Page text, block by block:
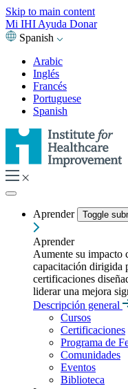
Skip to main content
Mi IHI Ayuda Donar
Spanish
Arabic
Inglés
Francés
Portuguese
Spanish
Aprender Toggle
Aprender
Aumente su impacto
capacitación dirigida
certificaciones
liderar una mejora
Descripción general
Cursos
Certificaciones
Programa de
Comunidades
Eventos
Biblioteca